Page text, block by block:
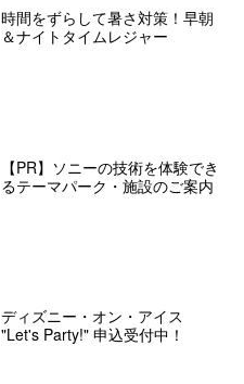
時間をずらして暑さ対策！早朝
＆ナイトタイムレジャー
【PR】ソニーの技術を体験でき
るテーマパーク・施設のご案内
ディズニー・オン・アイス
"Let's Party!" 申込受付中！